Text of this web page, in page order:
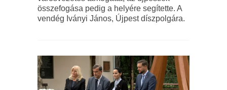
összefogása pedig a helyére segítette. A
vendég Iványi János, Újpest díszpolgára.